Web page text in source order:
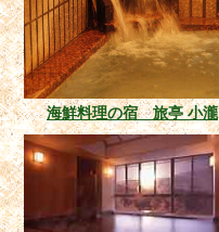
海鮮料理の宿 旅亭 小瀧